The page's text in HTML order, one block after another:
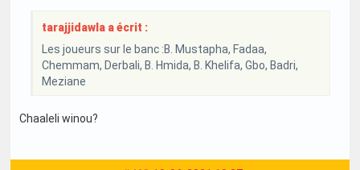
tarajjidawla a écrit :
Les joueurs sur le banc :B. Mustapha, Fadaa,
Chemmam, Derbali, B. Hmida, B. Khelifa, Gbo, Badri,
Meziane
Chaaleli winou?